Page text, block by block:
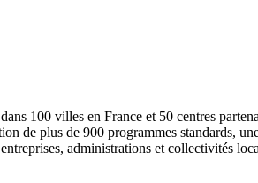
100 villes en France et 50 centres
de plus de 900 programmes standards,
administrations et collectivités